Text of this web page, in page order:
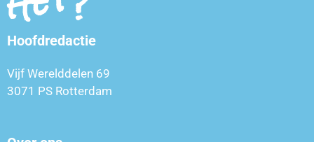
Hoofdredactie
Vijf Werelddelen 69
3071 PS Rotterdam